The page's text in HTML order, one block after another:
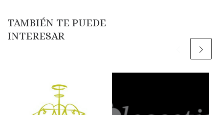
TAMBIÉN TE PUEDE
INTERESAR